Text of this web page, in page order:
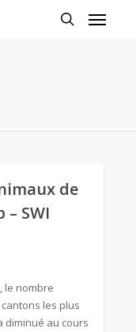
de
SWI
le nombre
les plus
diminué au cours